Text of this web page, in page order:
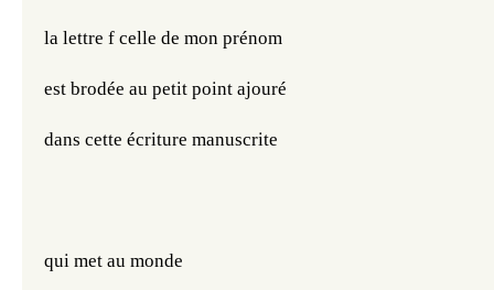
la lettre f celle de mon prénom
est brodée au petit point ajouré
dans cette écriture manuscrite
qui met au monde